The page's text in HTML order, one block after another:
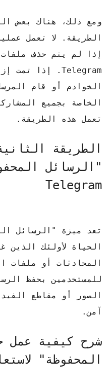
ومع ذلك، هناك بعض
الطريقة. لا تعمل
إذا لم يتم حذف
Telegram.
إذا تمت
الخوادم أو قام
الخاصة بجميع
تعمل هذه الطريقة.
الطريقة
"الرسائل
Telegram
تعد ميزة "الرسائل
الحياة لأولئك الذين
المحادثات أو ملفات
للمستخدمين بحفظ
الصور أو مقاطع
آمن.
شرح كيفية عمل
المحفوظة"